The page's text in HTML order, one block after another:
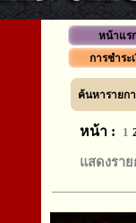
หน้าแร
การชำระ
ค้นหารายก
หน้า : 1
แสดงรา